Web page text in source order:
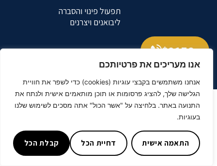
אנו מעריכים את פרטיותכם
אנחנו משתמשים בקבצי עוגיות (cookies) כדי לשפר את חוויית
הגלישה שלך, להציג פרסומות או תוכן מותאמים אישית ולנתח את
התנועה באתר. בלחיצה על "אשר הכול" אתה מסכים לשימוש שלנו
בעוגיות.
התאמה אישית דחיית הכל קבלת הכל
תפעול פינוי והסברה
ליבואנים ויצרנים
9176*